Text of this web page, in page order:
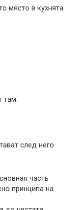
място в кухнята.
там.
след него
часть
принципа на